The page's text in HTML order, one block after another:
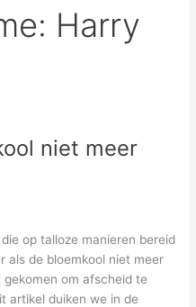
Harry
niet meer
op talloze manieren bereid
als de​ bloemkool niet meer
‍gekomen om afscheid te
artikel‍ duiken we in de